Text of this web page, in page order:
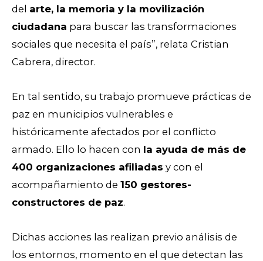
del arte, la memoria y la movilización
ciudadana para buscar las transformaciones
sociales que necesita el país”, relata Cristian
Cabrera, director.
En tal sentido, su trabajo promueve prácticas de
paz en municipios vulnerables e
históricamente afectados por el conflicto
armado. Ello lo hacen con la ayuda de más de
400 organizaciones afiliadas y con el
acompañamiento de 150 gestores-
constructores de paz.
Dichas acciones las realizan previo análisis de
los entornos, momento en el que detectan las